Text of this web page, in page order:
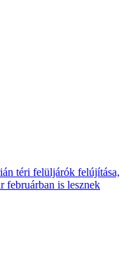
téri felüljárók felújítása,
februárban is lesznek